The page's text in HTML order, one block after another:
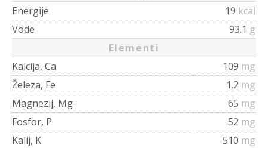
Energije
19 kcal
Vode
93.1 g
Elementi
Kalcija, Ca
109 mg
Železa, Fe
1.2 mg
Magnezij, Mg
65 mg
Fosfor, P
52 mg
Kalij, K
510 mg